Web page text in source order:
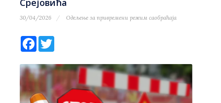
Срејовића
30/04/2026 Одељење за привремени режим саобраћаја
Facebook